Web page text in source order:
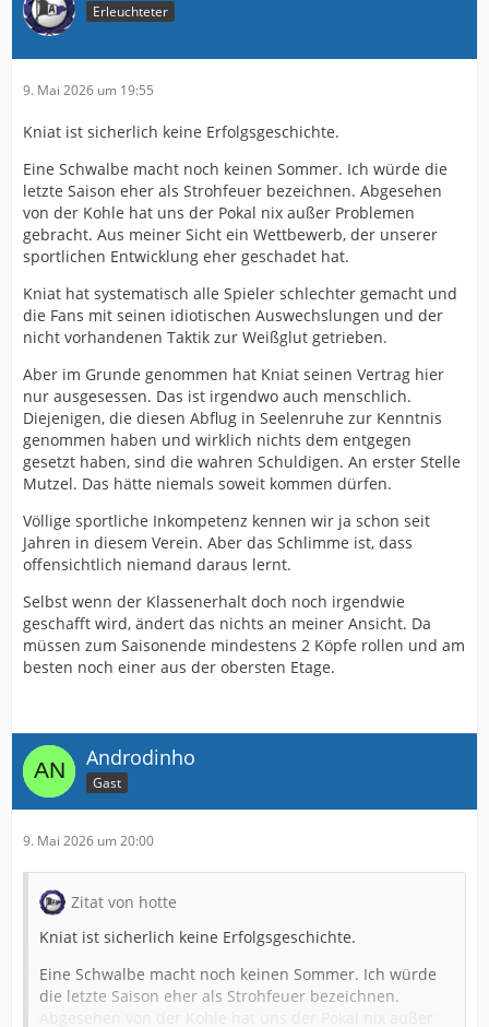
Erleuchteter
9. Mai 2026 um 19:55
Kniat ist sicherlich keine Erfolgsgeschichte.
Eine Schwalbe macht noch keinen Sommer. Ich würde die
letzte Saison eher als Strohfeuer bezeichnen. Abgesehen
von der Kohle hat uns der Pokal nix außer Problemen
gebracht. Aus meiner Sicht ein Wettbewerb, der unserer
sportlichen Entwicklung eher geschadet hat.
Kniat hat systematisch alle Spieler schlechter gemacht und
die Fans mit seinen idiotischen Auswechslungen und der
nicht vorhandenen Taktik zur Weißglut getrieben.
Aber im Grunde genommen hat Kniat seinen Vertrag hier
nur ausgesessen. Das ist irgendwo auch menschlich.
Diejenigen, die diesen Abflug in Seelenruhe zur Kenntnis
genommen haben und wirklich nichts dem entgegen
gesetzt haben, sind die wahren Schuldigen. An erster Stelle
Mutzel. Das hätte niemals soweit kommen dürfen.
Völlige sportliche Inkompetenz kennen wir ja schon seit
Jahren in diesem Verein. Aber das Schlimme ist, dass
offensichtlich niemand daraus lernt.
Selbst wenn der Klassenerhalt doch noch irgendwie
geschafft wird, ändert das nichts an meiner Ansicht. Da
müssen zum Saisonende mindestens 2 Köpfe rollen und am
besten noch einer aus der obersten Etage.
Androdinho
Gast
9. Mai 2026 um 20:00
Zitat von hotte
Kniat ist sicherlich keine Erfolgsgeschichte.
Eine Schwalbe macht noch keinen Sommer. Ich würde
die letzte Saison eher als Strohfeuer bezeichnen.